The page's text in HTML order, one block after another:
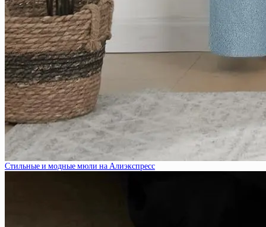
Стильные и модные мюли на Алиэкспресс